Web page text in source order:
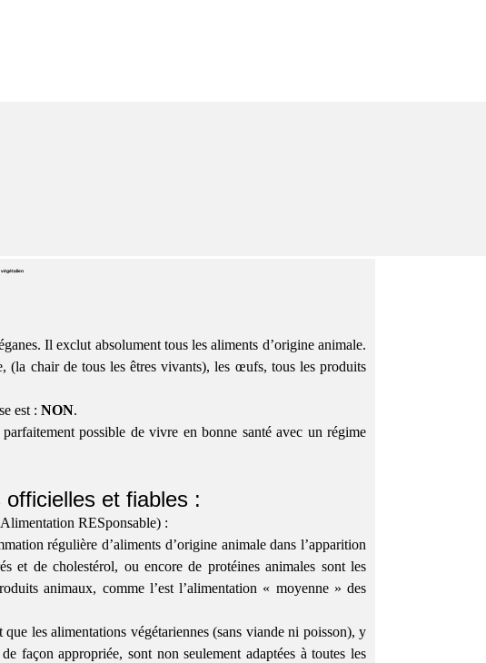
végétalien
Il exclut absolument tous les aliments d’origine animale.
(la chair de tous les êtres vivants), les œufs, tous les produits
est : NON.
possible de vivre en bonne santé avec un régime
et fiables :
RESponsable) :
régulière d’aliments d’origine animale dans l’apparition
et de cholestérol, ou encore de protéines animales sont les
animaux, comme l’est l’alimentation « moyenne » des
les alimentations végétariennes (sans viande ni poisson), y
façon appropriée, sont non seulement adaptées à toutes les